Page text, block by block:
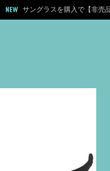
サングラスを購入で【非売